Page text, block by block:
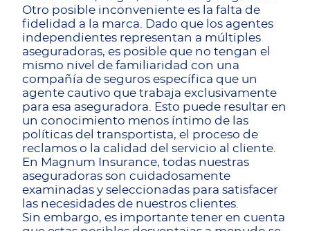
Otro posible inconveniente es la falta de
fidelidad a la marca. Dado que los agentes
independientes representan a múltiples
aseguradoras, es posible que no tengan el
mismo nivel de familiaridad con una
compañía de seguros específica que un
agente cautivo que trabaja exclusivamente
para esa aseguradora. Esto puede resultar en
un conocimiento menos íntimo de las
políticas del transportista, el proceso de
reclamos o la calidad del servicio al cliente.
En Magnum Insurance, todas nuestras
aseguradoras son cuidadosamente
examinadas y seleccionadas para satisfacer
las necesidades de nuestros clientes.
Sin embargo, es importante tener en cuenta